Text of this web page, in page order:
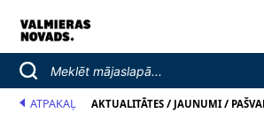
ATPAKAĻ AKTUALITĀTES/ JAUNUMI/